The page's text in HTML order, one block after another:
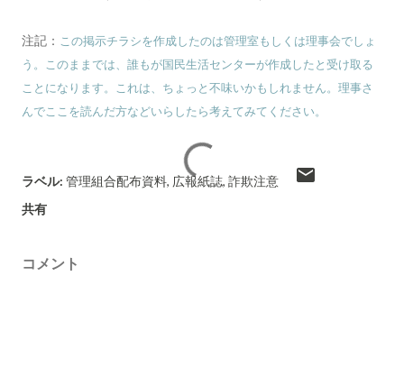
注記： この掲示チラシを作成したのは管理室もしくは理事会でしょ
う。このままでは、誰もが国民生活センターが作成したと受け取る
ことになります。これは、ちょっと不味いかもしれません。理事さ
んでここを読んだ方などいらしたら考えてみてください。
ラベル: 管理組合配布資料 広報紙誌 詐欺注意
共有
コメント